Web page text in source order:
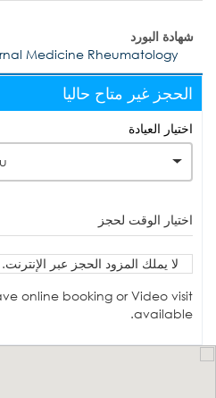
شهادة البورد
Medicine Rheumatology
الحجز غير متاح حاليا
اختيار العيادة
اختيار الوقت لحجز
لا يملك المزود الحجز عبر الإنترنت.
online booking or Video visit
available.